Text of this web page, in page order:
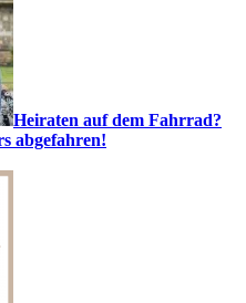
Heiraten auf dem Fahrrad?
abgefahren!